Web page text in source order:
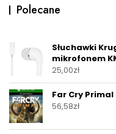
Polecane
Słuchawki
mikrofonem
25,00zł
Far Cry
56,58zł